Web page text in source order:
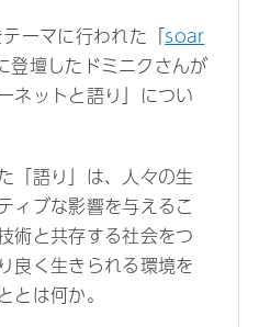
ーマに行われた「soar
登壇したドミニクさんが
ネットと語り」につい
「語り」は、人々の生
ィブな影響を与えるこ
術と共存する社会をつ
良く生きられる環境を
とは何か。